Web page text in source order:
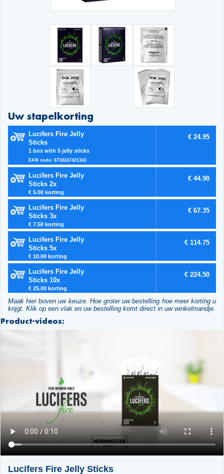
Uw stapelkorting
Lucifers Fire Jelly
Sticks
1 box with 5 jelly sticks
EAN code: 8718247421343
€ 24.95
Lucifers Fire Jelly
Sticks 2x
€ 5.00 korting
€ 44.90
Lucifers Fire Jelly
Sticks 3x
€ 7.50 korting
€ 67.35
Lucifers Fire Jelly
Sticks 5x
€ 10.00 korting
€ 114.75
Lucifers Fire Jelly
Sticks 10x
€ 25.00 korting
€ 224.50
Maak hier boven uw keuze. Hoe groter uw bestelling hoe meer korting u
krijgt. Klik op een vlak en uw bestelling komt direct in uw winkelmandje.
Product-videos:
Lucifers Fire Jelly Sticks